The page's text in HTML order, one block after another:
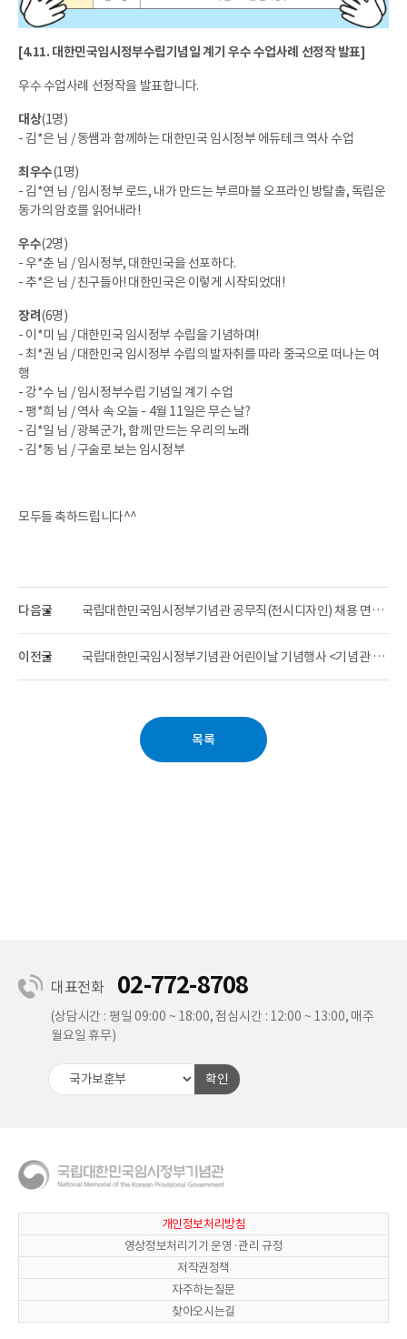
[4.11. 대한민국임시정부수립기념일 계기 우수 수업사례 선정작 발표]
우수 수업사례 선정작을 발표합니다.
대상(1명)
- 김*은 님 / 동쌤과 함께하는 대한민국 임시정부 에듀테크 역사 수업
최우수(1명)
- 김*연 님 / 임시정부 로드, 내가 만드는 부르마블 오프라인 방탈출, 독립운
동가의 암호를 읽어내라!
우수(2명)
- 우*춘 님 / 임시정부, 대한민국을 선포하다.
- 추*은 님 / 친구들아! 대한민국은 이렇게 시작되었대!
장려(6명)
- 이*미 님 / 대한민국 임시정부 수립을 기념하며!
- 최*권 님 /대한민국 임시정부 수립의 발자취를 따라 중국으로 떠나는 여
행
- 강*수 님 /임시정부수립 기념일 계기 수업
- 팽*희 님 /역사 속 오늘 - 4월 11일은 무슨 날?
- 김*일 님 / 광복군가, 함께 만드는 우리의 노래
- 김*동 님 / 구술로 보는 임시정부
모두들 축하드립니다^^
다음글 국립대한민국임시정부기념관 공무직(전시디자인) 채용 면접결과 공고
이전글 국립대한민국임시정부기념관 어린이날 기념행사 <기념관 어린이의 특별한 하루> 개최
목록
대표전화 02-772-8708
(상담시간 : 평일 09:00 ~ 18:00, 점심시간 : 12:00 ~ 13:00, 매주
월요일 휴무)
확인
개인정보처리방침
영상정보처리기기 운영·관리 규정
저작권정책
자주하는질문
찾아오시는길